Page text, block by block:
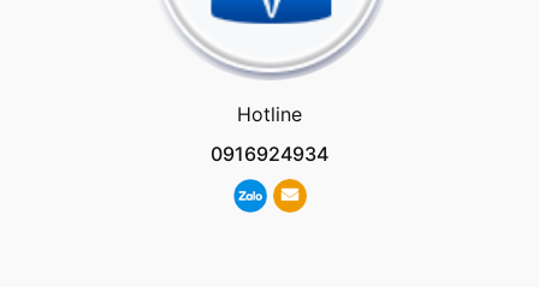
Hotline
0916924934